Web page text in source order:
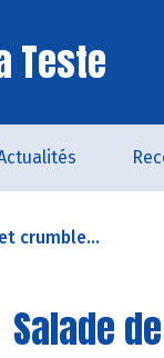
Teste
crumble...
Salade